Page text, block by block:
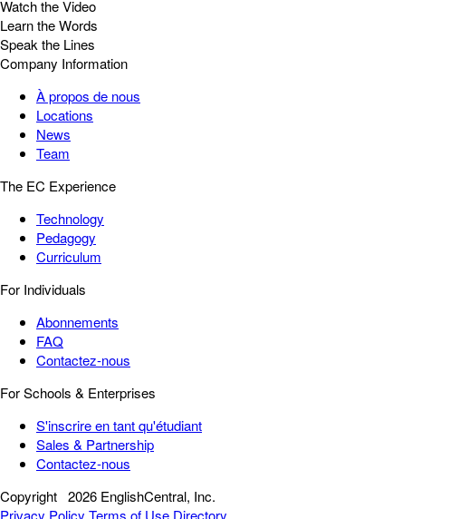
Watch the Video
Learn the Words
Speak the Lines
Company Information
À propos de nous
Locations
News
Team
The EC Experience
Technology
Pedagogy
Curriculum
For Individuals
Abonnements
FAQ
Contactez-nous
For Schools & Enterprises
S'inscrire en tant qu'étudiant
Sales & Partnership
Contactez-nous
Copyright 2026 EnglishCentral, Inc.